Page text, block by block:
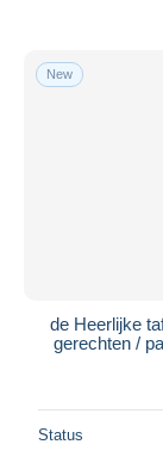
New
de Heerlijke
gerechten /
Status